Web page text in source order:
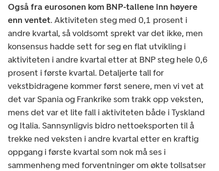
Også fra eurosonen kom BNP-tallene inn høyere
enn ventet. Aktiviteten steg med 0,1 prosent i
andre kvartal, så voldsomt sprekt var det ikke, men
konsensus hadde sett for seg en flat utvikling i
aktiviteten i andre kvartal etter at BNP steg hele 0,6
prosent i første kvartal. Detaljerte tall for
vekstbidragene kommer først senere, men vi vet at
det var Spania og Frankrike som trakk opp veksten,
mens det var et lite fall i aktiviteten både i Tyskland
og Italia. Sannsynligvis bidro nettoeksporten til å
trekke ned veksten i andre kvartal etter en kraftig
oppgang i første kvartal som nok må ses i
sammenheng med forventninger om økte tollsatser